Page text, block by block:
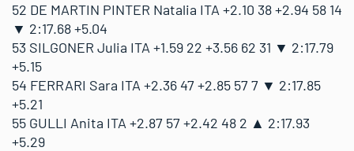
52 DE MARTIN PINTER Natalia ITA +2.10 38 +2.94 58 14
▼ 2:17.68 +5.04
53 SILGONER Julia ITA +1.59 22 +3.56 62 31 ▼ 2:17.79
+5.15
54 FERRARI Sara ITA +2.36 47 +2.85 57 7 ▼ 2:17.85
+5.21
55 GULLI Anita ITA +2.87 57 +2.42 48 2 ▲ 2:17.93
+5.29